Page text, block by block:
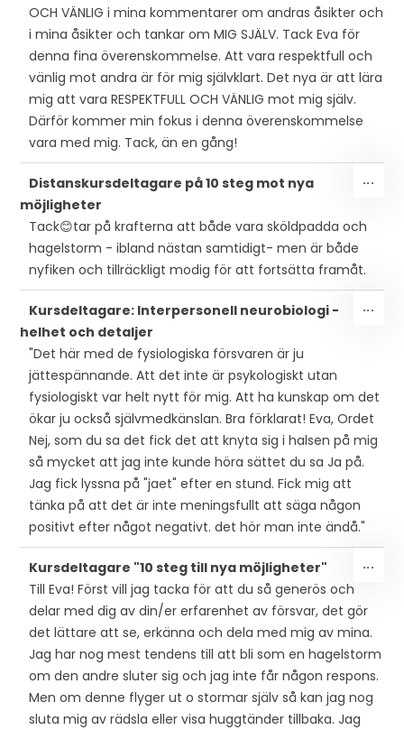
OCH VÄNLIG i mina kommentarer om andras åsikter och
i mina åsikter och tankar om MIG SJÄLV. Tack Eva för
denna fina överenskommelse. Att vara respektfull och
vänlig mot andra är för mig självklart. Det nya är att lära
mig att vara RESPEKTFULL OCH VÄNLIG mot mig själv.
Därför kommer min fokus i denna överenskommelse
vara med mig. Tack, än en gång!
Distanskursdeltagare på 10 steg mot nya
möjligheter
Tack😊tar på krafterna att både vara sköldpadda och
hagelstorm - ibland nästan samtidigt- men är både
nyfiken och tillräckligt modig för att fortsätta framåt.
...
Kursdeltagare: Interpersonell neurobiologi -
helhet och detaljer
"Det här med de fysiologiska försvaren är ju
jättespännande. Att det inte är psykologiskt utan
fysiologiskt var helt nytt för mig. Att ha kunskap om det
ökar ju också självmedkänslan. Bra förklarat! Eva, Ordet
Nej, som du sa det fick det att knyta sig i halsen på mig
så mycket att jag inte kunde höra sättet du sa Ja på.
Jag fick lyssna på "jaet" efter en stund. Fick mig att
tänka på att det är inte meningsfullt att säga någon
positivt efter något negativt. det hör man inte ändå."
...
Kursdeltagare "10 steg till nya möjligheter"
Till Eva! Först vill jag tacka för att du så generös och
delar med dig av din/er erfarenhet av försvar, det gör
det lättare att se, erkänna och dela med mig av mina.
Jag har nog mest tendens till att bli som en hagelstorm
om den andre sluter sig och jag inte får någon respons.
Men om denne flyger ut o stormar själv så kan jag nog
sluta mig av rädsla eller visa huggtänder tillbaka. Jag
...